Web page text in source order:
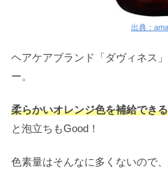
出典：
ヘアケアブランド「ダヴィネス
ー。
柔らかいオレンジ色を補給でき
と泡立ちもGood！
色素量はそんなに多くないので、